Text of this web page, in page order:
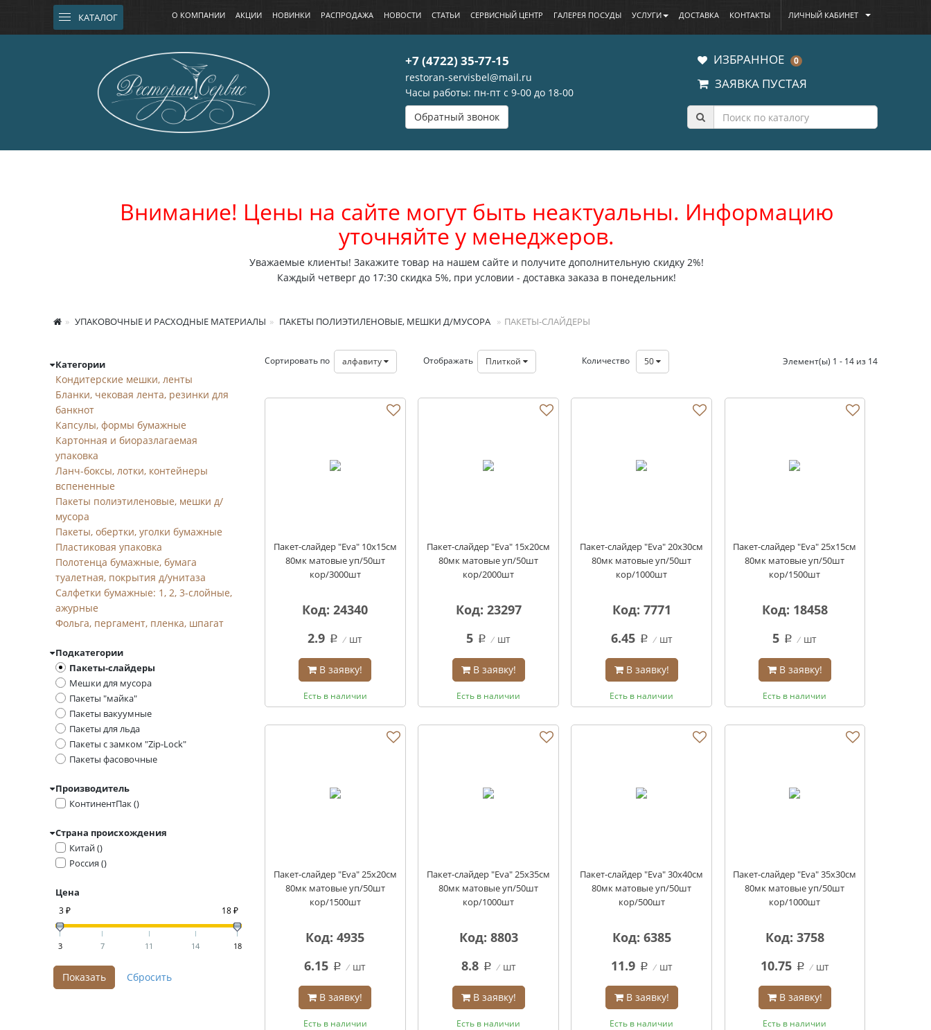
КАТАЛОГ О КОМПАНИИ АКЦИИ НОВИНКИ РАСПРОДАЖА НОВОСТИ СТАТЬИ СЕРВИСНЫЙ ЦЕНТР ГАЛЕРЕЯ ПОСУДЫ УСЛУГИ ДОСТАВКА КОНТАКТЫ ЛИЧНЫЙ КАБИНЕТ
+7 (4722) 35-77-15
restoran-servisbel@mail.ru
Часы работы: пн-пт с 9-00 до 18-00
Обратный звонок
ИЗБРАННОЕ 0
ЗАЯВКА ПУСТАЯ
Внимание! Цены на сайте могут быть неактуальны. Информацию
уточняйте у менеджеров.
Уважаемые клиенты! Закажите товар на нашем сайте и получите дополнительную скидку 2%!
Каждый четверг до 17:30 скидка 5%, при условии - доставка заказа в понедельник!
УПАКОВОЧНЫЕ И РАСХОДНЫЕ МАТЕРИАЛЫ ПАКЕТЫ ПОЛИЭТИЛЕНОВЫЕ, МЕШКИ Д/МУСОРА ПАКЕТЫ-СЛАЙДЕРЫ
Пакеты-слайдеры
Категории
Кондитерские мешки, ленты
Бланки, чековая лента, резинки для
банкнот
Капсулы, формы бумажные
Картонная и биоразлагаемая
упаковка
Ланч-боксы, лотки, контейнеры
вспененные
Пакеты полиэтиленовые, мешки д/
мусора
Пакеты, обертки, уголки бумажные
Пластиковая упаковка
Полотенца бумажные, бумага
туалетная, покрытия д/унитаза
Салфетки бумажные: 1, 2, 3-слойные,
ажурные
Фольга, пергамент, пленка, шпагат
Подкатегории
Пакеты-слайдеры
Мешки для мусора
Пакеты "майка"
Пакеты вакуумные
Пакеты для льда
Пакеты с замком "Zip-Lock"
Пакеты фасовочные
Производитель
КонтинентПак ()
Страна происхождения
Китай ()
Россия ()
Цена
3 7 11 14 18
3 ₽ 18 ₽
Сортировать по алфавиту Отображать Плиткой Количество 50 Элемент(ы) 1 - 14 из 14
Пакет-слайдер "Eva" 10х15см
80мк матовые уп/50шт
кор/3000шт
Код: 24340
2.9 q шт
В заявку!
Есть в наличии
Пакет-слайдер "Eva" 15х20см
80мк матовые уп/50шт
кор/2000шт
Код: 23297
5 q шт
В заявку!
Есть в наличии
Пакет-слайдер "Eva" 20х30см
80мк матовые уп/50шт
кор/1000шт
Код: 7771
6.45 q шт
В заявку!
Есть в наличии
Пакет-слайдер "Eva" 25х15см
80мк матовые уп/50шт
кор/1500шт
Код: 18458
5 q шт
В заявку!
Есть в наличии
Пакет-слайдер "Eva" 25х20см
80мк матовые уп/50шт
кор/1500шт
Код: 4935
6.15 q шт
В заявку!
Есть в наличии
Пакет-слайдер "Eva" 25х35см
80мк матовые уп/50шт
кор/1000шт
Код: 8803
8.8 q шт
В заявку!
Есть в наличии
Пакет-слайдер "Eva" 30х40см
80мк матовые уп/50шт
кор/500шт
Код: 6385
11.9 q шт
В заявку!
Есть в наличии
Пакет-слайдер "Eva" 35х30см
80мк матовые уп/50шт
кор/1000шт
Код: 3758
10.75 q шт
В заявку!
Есть в наличии